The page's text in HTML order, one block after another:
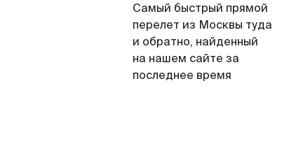
Самый быстрый прямой
перелет из Москвы туда
и обратно, найденный
на нашем сайте за
последнее время